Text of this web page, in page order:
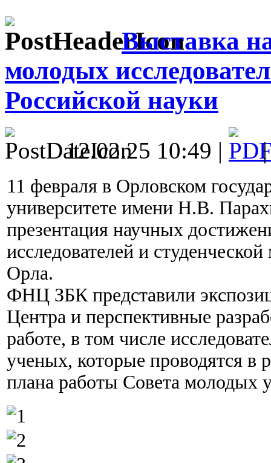
Выставка
молодых
Российской науки
12.02.25 10:49 |
11 февраля в Орловском
университете имени Н.В.
презентация научных
исследователей и
Орла.
ФНЦ ЗБК представили
Центра и перспективные
работе, в том числе
ученых, которые проводятся в
плана работы Совета молодых